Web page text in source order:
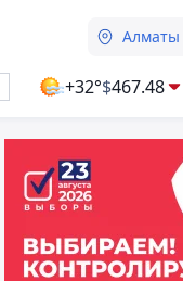
Алматы
+32°$467.48